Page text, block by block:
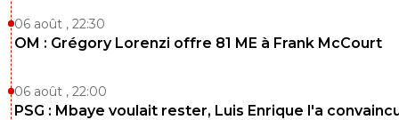
06 août , 22:30
OM : Grégory Lorenzi offre 81 ME à Frank McCourt
06 août , 22:00
PSG : Mbaye voulait rester, Luis Enrique l'a